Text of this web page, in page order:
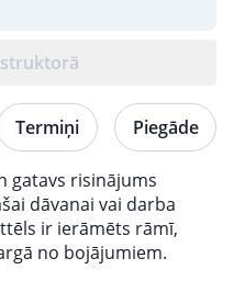
Termiņi Piegāde
gatavs risinājums
dāvanai vai darba
ir ierāmēts rāmī,
no bojājumiem.